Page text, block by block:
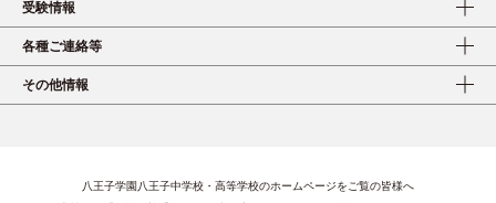
受験情報
各種ご連絡等
その他情報
八王子学園八王子中学校・高等学校のホームページをご覧の皆様へ